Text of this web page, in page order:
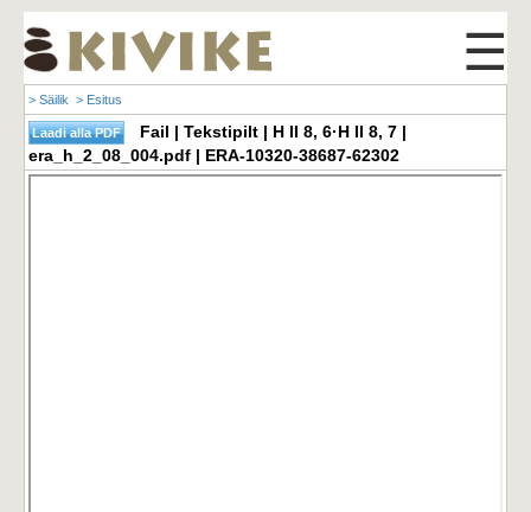
☰
> Säilik > Esitus
Fail | Tekstipilt | H II 8, 6·H II 8, 7 |
era_h_2_08_004.pdf | ERA-10320-38687-62302